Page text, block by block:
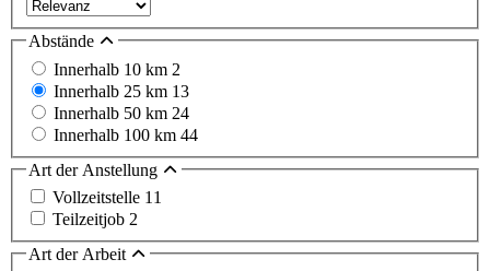
Abstände
Innerhalb 10 km 2
Innerhalb 25 km 13
Innerhalb 50 km 24
Innerhalb 100 km 44
Art der Anstellung
Vollzeitstelle 11
Teilzeitjob 2
Art der Arbeit